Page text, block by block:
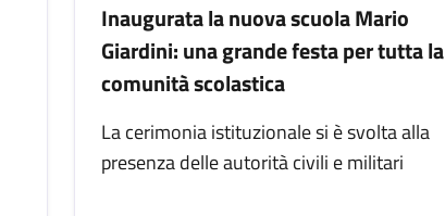
Inaugurata la nuova scuola Mario
Giardini: una grande festa per tutta la
comunità scolastica
La cerimonia istituzionale si è svolta alla
presenza delle autorità civili e militari